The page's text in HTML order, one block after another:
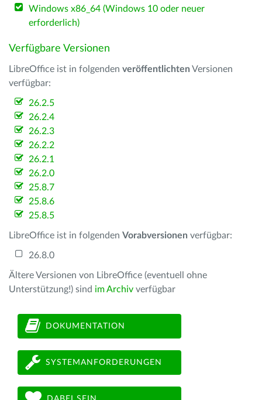
Windows x86_64 (Windows 10 oder neuer
erforderlich)
Verfügbare Versionen
LibreOffice ist in folgenden veröffentlichten Versionen
verfügbar:
26.2.5
26.2.4
26.2.3
26.2.2
26.2.1
26.2.0
25.8.7
25.8.6
25.8.5
LibreOffice ist in folgenden Vorabversionen verfügbar:
26.8.0
Ältere Versionen von LibreOffice (eventuell ohne
Unterstützung!) sind im Archiv verfügbar
DOKUMENTATION
SYSTEMANFORDERUNGEN